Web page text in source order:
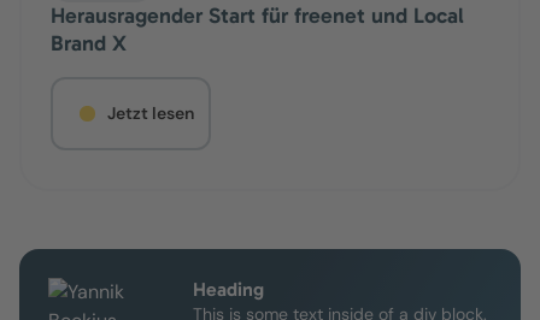
Herausragender Start für freenet und Local
Brand X
Jetzt lesen
Heading
This is some text inside of a div block.